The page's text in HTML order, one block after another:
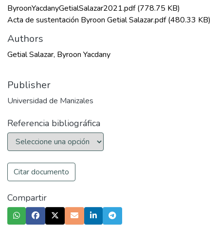
ByroonYacdanyGetialSalazar2021.pdf(778.75 KB)
Acta de sustentación Byroon Getial Salazar.pdf(480.33 KB)
Authors
Getial Salazar, Byroon Yacdany
Publisher
Universidad de Manizales
Referencia bibliográfica
Citar documento
Compartir